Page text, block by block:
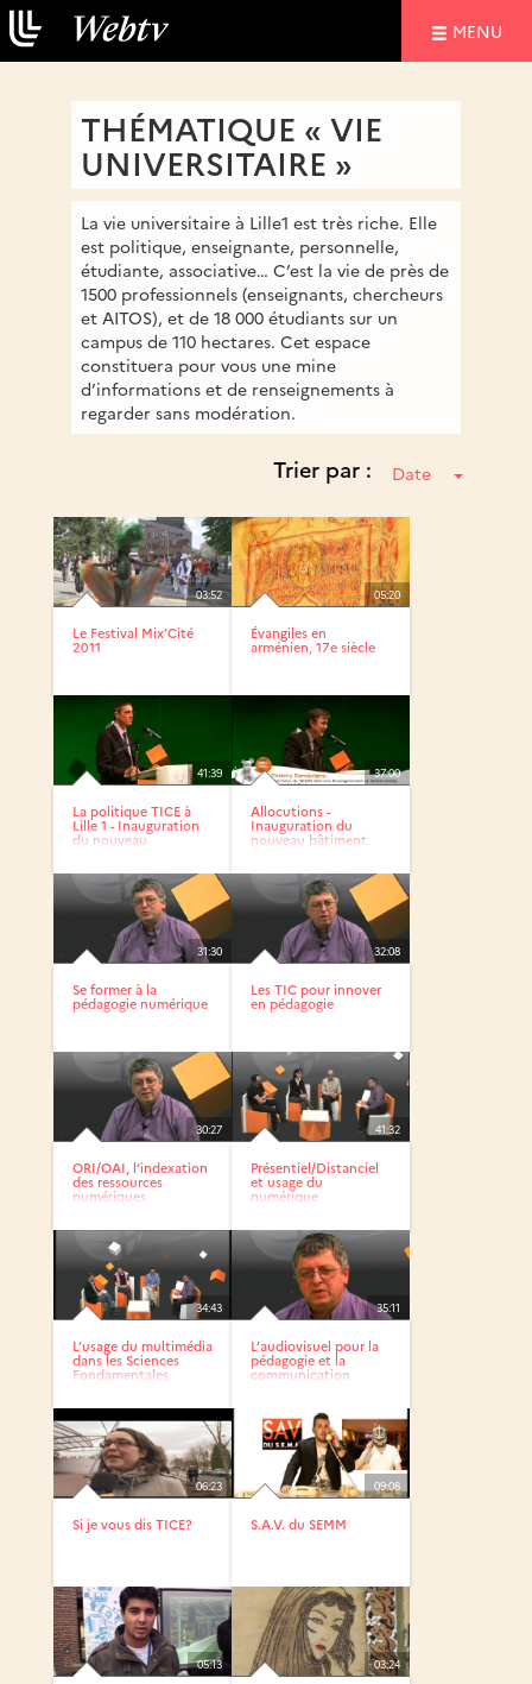
MENU
THÉMATIQUE « VIE
UNIVERSITAIRE »
La vie universitaire à Lille1 est très riche. Elle
est politique, enseignante, personnelle,
étudiante, associative… C’est la vie de près de
1500 professionnels (enseignants, chercheurs
et AITOS), et de 18 000 étudiants sur un
campus de 110 hectares. Cet espace
constituera pour vous une mine
d’informations et de renseignements à
regarder sans modération.
Trier par : Date
03:52
Le Festival Mix’Cité
2011
05:20
Évangiles en
arménien, 17e siècle
41:39
La politique TICE à
Lille 1 - Inauguration
du nouveau
37:00
Allocutions -
Inauguration du
nouveau bâtiment
31:30
Se former à la
pédagogie numérique
32:08
Les TIC pour innover
en pédagogie
30:27
ORI/OAI, l’indexation
des ressources
numériques
41:32
Présentiel/Distanciel
et usage du
numérique
34:43
L’usage du multimédia
dans les Sciences
Fondamentales
35:11
L’audiovisuel pour la
pédagogie et la
communication
06:23
Si je vous dis TICE?
09:08
S.A.V. du SEMM
05:13 03:24